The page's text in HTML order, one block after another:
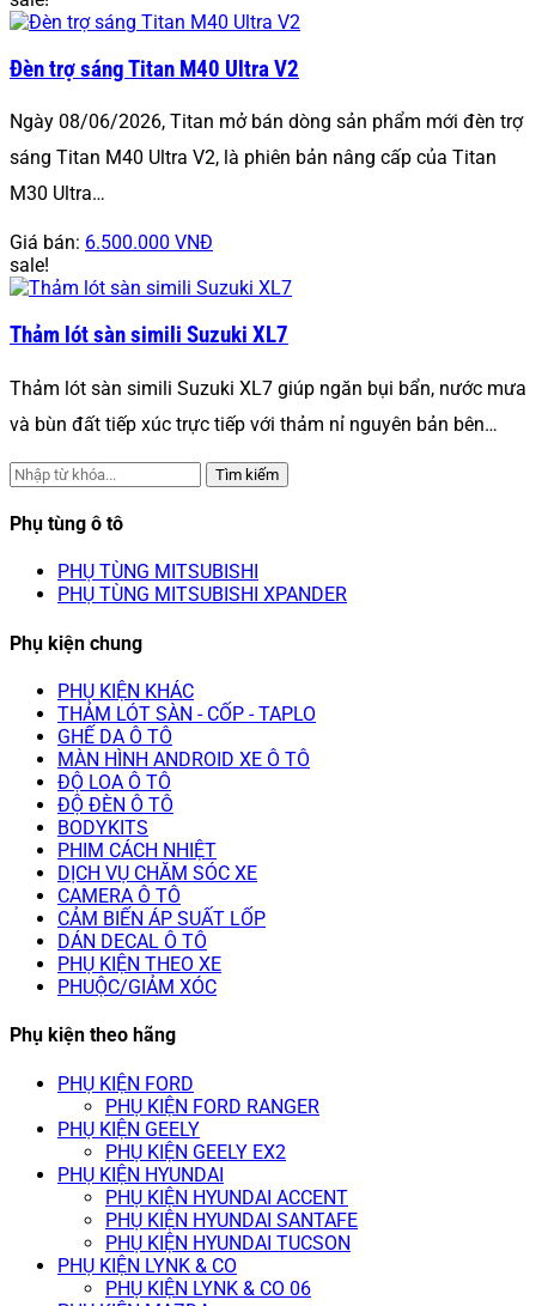
Đèn trợ sáng Titan M40 Ultra V2
Ngày 08/06/2026, Titan mở bán dòng sản phẩm mới đèn trợ
sáng Titan M40 Ultra V2, là phiên bản nâng cấp của Titan
M30 Ultra…
Giá bán: 6.500.000 VNĐ
sale!
Thảm lót sàn simili Suzuki XL7
Thảm lót sàn simili Suzuki XL7 giúp ngăn bụi bẩn, nước mưa
và bùn đất tiếp xúc trực tiếp với thảm nỉ nguyên bản bên…
Tìm kiếm
Phụ tùng ô tô
PHỤ TÙNG MITSUBISHI
PHỤ TÙNG MITSUBISHI XPANDER
Phụ kiện chung
PHỤ KIỆN KHÁC
THẢM LÓT SÀN - CỐP - TAPLO
GHẾ DA Ô TÔ
MÀN HÌNH ANDROID XE Ô TÔ
ĐỘ LOA Ô TÔ
ĐỘ ĐÈN Ô TÔ
BODYKITS
PHIM CÁCH NHIỆT
DỊCH VỤ CHĂM SÓC XE
CAMERA Ô TÔ
CẢM BIẾN ÁP SUẤT LỐP
DÁN DECAL Ô TÔ
PHỤ KIỆN THEO XE
PHUỘC/GIẢM XÓC
Phụ kiện theo hãng
PHỤ KIỆN FORD
PHỤ KIỆN FORD RANGER
PHỤ KIỆN GEELY
PHỤ KIỆN GEELY EX2
PHỤ KIỆN HYUNDAI
PHỤ KIỆN HYUNDAI ACCENT
PHỤ KIỆN HYUNDAI SANTAFE
PHỤ KIỆN HYUNDAI TUCSON
PHỤ KIỆN LYNK & CO
PHỤ KIỆN LYNK & CO 06